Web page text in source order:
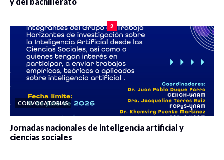
2
CONVOCATORIAS
Jornadas nacionales de inteligencia artificial y
ciencias sociales